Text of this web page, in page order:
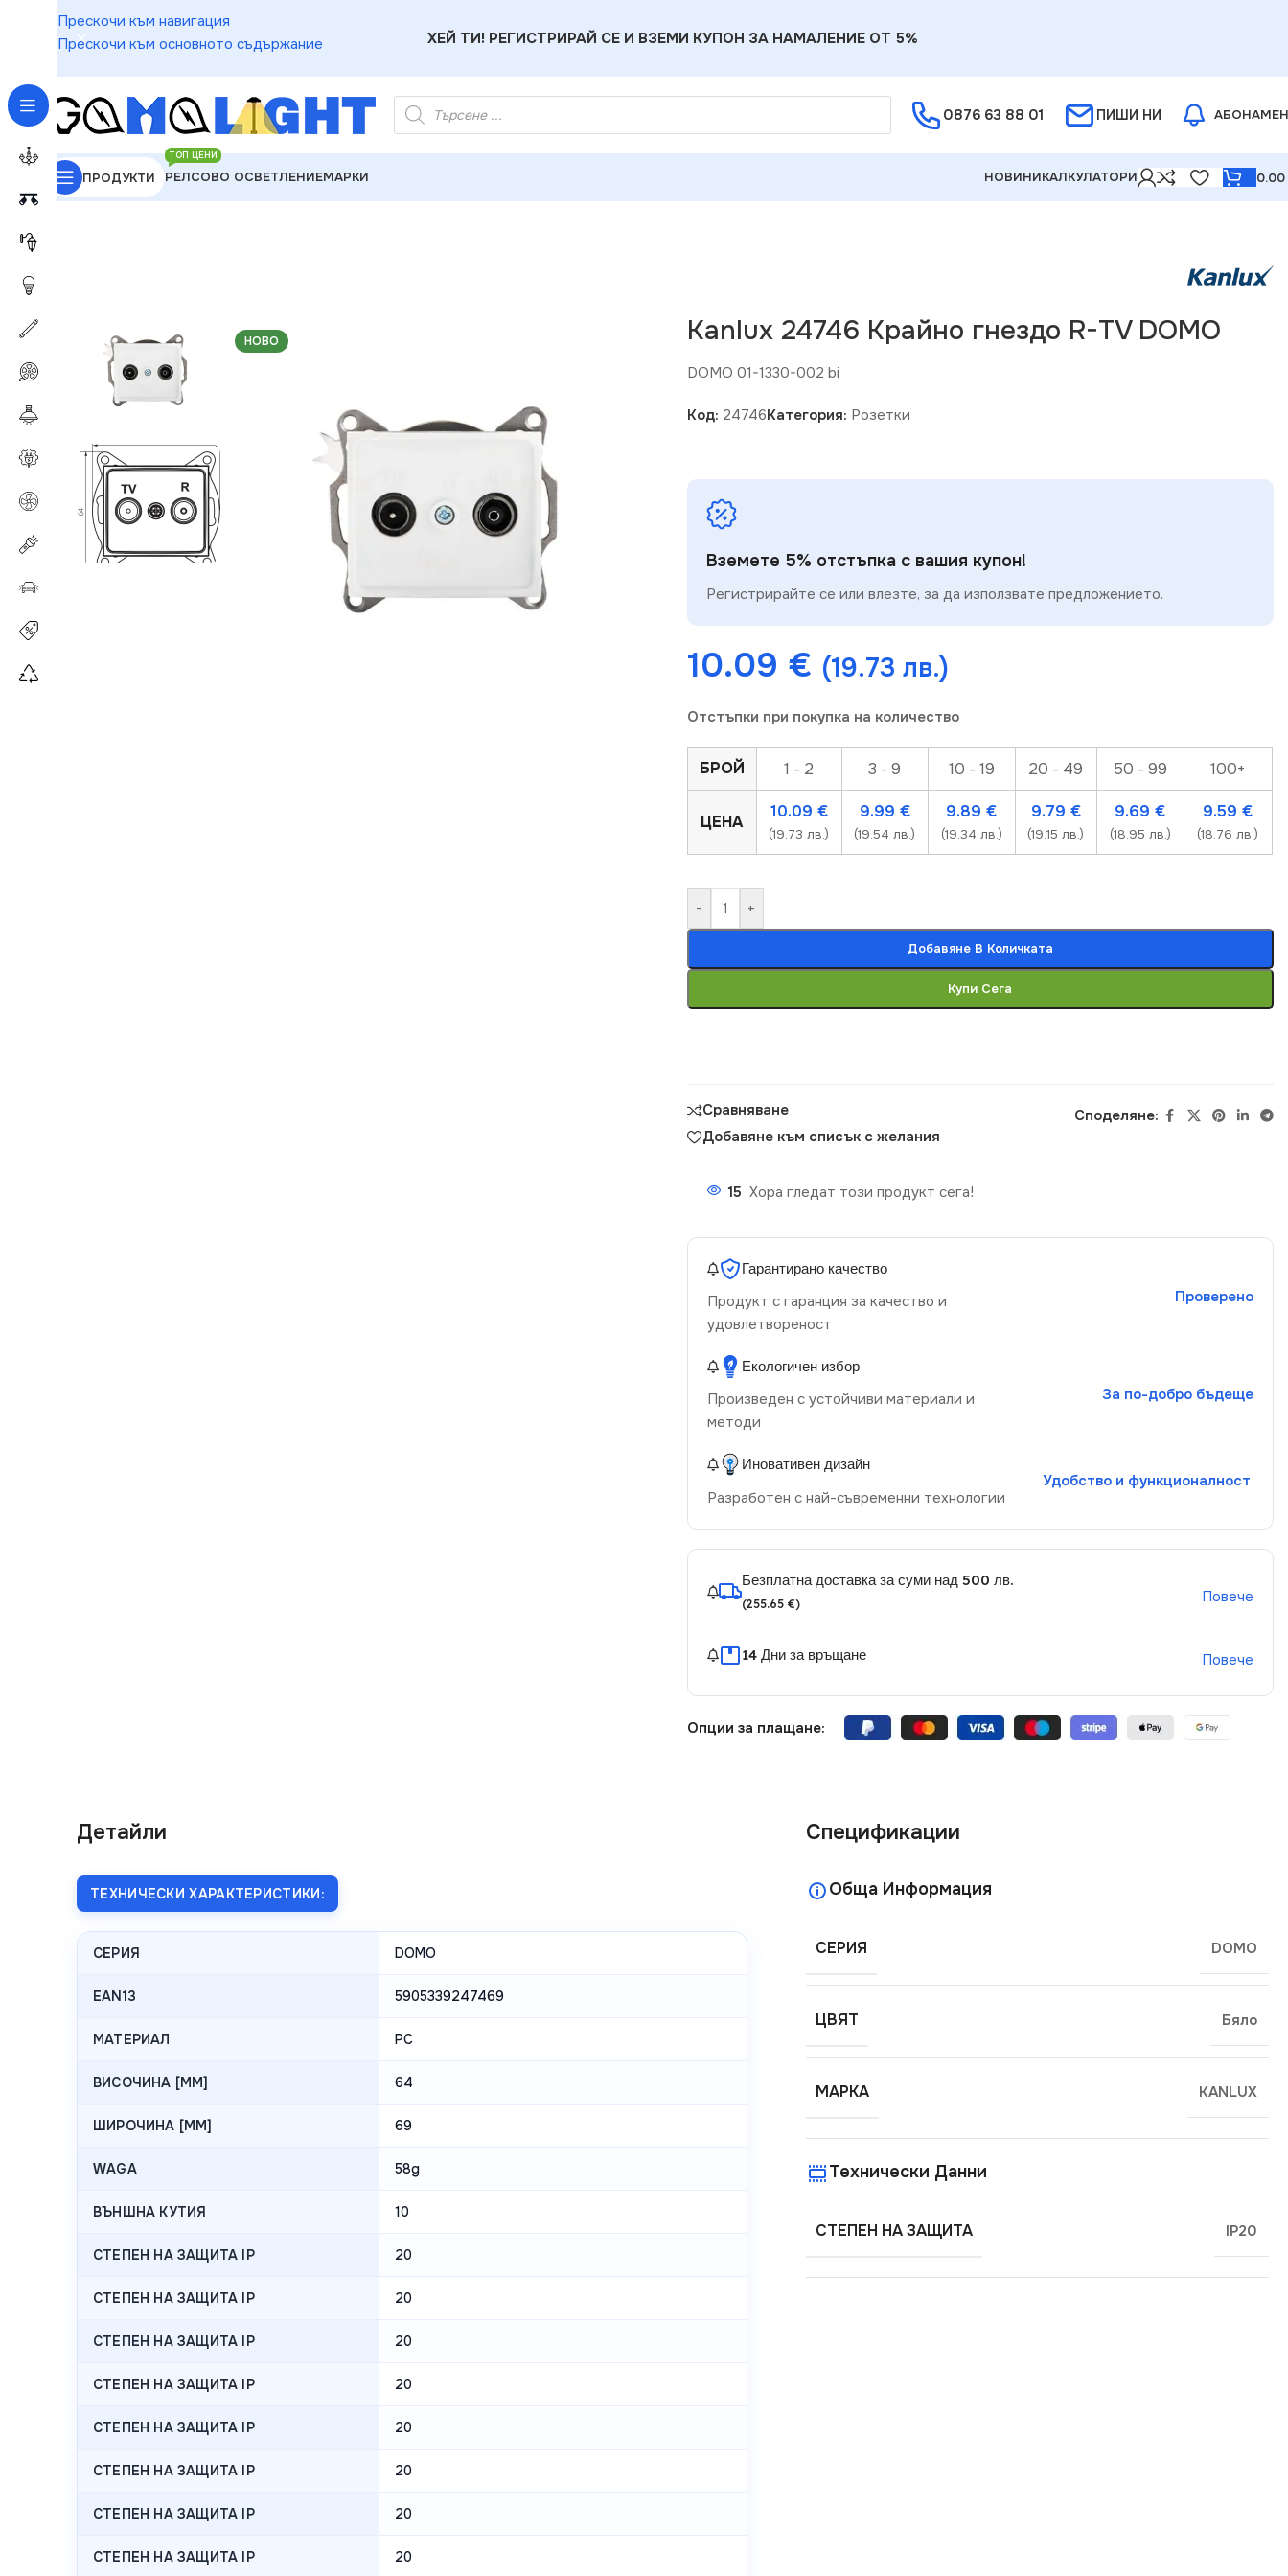
Прескочи към навигация
Прескочи към основното съдържание
ХЕЙ ТИ! РЕГИСТРИРАЙ СЕ И ВЗЕМИ КУПОН ЗА НАМАЛЕНИЕ ОТ 5%
0876 63 88 01 ПИШИ НИ
ПРОДУКТИ РЕЛСОВО ОСВЕТЛЕНИЕ
ТОП ЦЕНИ
МАРКИ НОВИНИКАЛКУЛАТОРИ 0.00
GAMALIGHT»
НОВО Kanlux 24746 Крайно гнездо R-TV DOMO
DOMO 01-1330-002 bi
Код: 24746Категория: Розетки
Вземете 5% отстъпка с вашия купон!
Регистрирайте се или влезте, за да използвате предложението.
10.09 € (19.73 лв.)
Отстъпки при покупка на количество
БРОЙ 1 - 2 3 - 9 10 - 19 20 - 49 50 - 99 100+
ЦЕНА
10.09 €
(19.73 лв.)
9.99 €
(19.54 лв.)
9.89€
(19.34 лв.)
9.79 €
(19.15 лв.)
9.69€
(18.95 лв.)
9.59€
(18.76 лв.)
- +
Добавяне В Количката
Купи Сега
Сравняване
Добавяне към списък с желания
Споделяне:
15 Хора гледат този продукт сега!
Гарантирано качество
Продукт с гаранция за качество и
удовлетвореност
Проверено
Екологичен избор
Произведен с устойчиви материали и
методи
За по-добро бъдеще
Иновативен дизайн
Разработен с най-съвременни технологии
Удобство и функционалност
Безплатна доставка за суми над 500 лв.
(255.65 €) Повече
14 Дни за връщане Повече
Опции за плащане:
Детайли
ТЕХНИЧЕСКИ ХАРАКТЕРИСТИКИ:
СЕРИЯ DOMO
EAN13 5905339247469
МАТЕРИАЛ PC
ВИСОЧИНА [MM] 64
ШИРОЧИНА [MM] 69
WAGA 58g
ВЪНШНА КУТИЯ 10
СТЕПЕН НА ЗАЩИТА IP 20
СТЕПЕН НА ЗАЩИТА IP 20
СТЕПЕН НА ЗАЩИТА IP 20
СТЕПЕН НА ЗАЩИТА IP 20
СТЕПЕН НА ЗАЩИТА IP 20
СТЕПЕН НА ЗАЩИТА IP 20
СТЕПЕН НА ЗАЩИТА IP 20
СТЕПЕН НА ЗАЩИТА IP 20
Спецификации
Обща Информация
СЕРИЯ DOMO
ЦВЯТ Бяло
МАРКА KANLUX
Технически Данни
СТЕПЕН НА ЗАЩИТА IP20